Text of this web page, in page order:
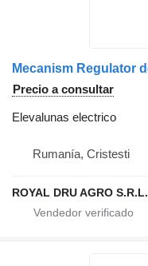
Precio a consultar
Elevalunas electrico
Rumanía, Cristesti
ROYAL DRU AGRO S.R.L.